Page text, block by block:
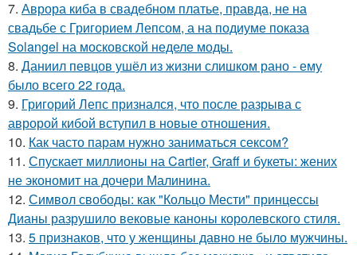
7. Аврора киба в свадебном платье, правда, не на
свадьбе с Григорием Лепсом, а на подиуме показа
Solangel на московской неделе моды.
8. Даниил певцов ушёл из жизни слишком рано - ему
было всего 22 года.
9. Григорий Лепс признался, что после разрыва с
авророй кибой вступил в новые отношения.
10. Как часто парам нужно заниматься сексом?
11. Спускает миллионы на Cartier, Graff и букеты: жених
не экономит на дочери Малинина.
12. Символ свободы: как "Кольцо Мести" принцессы
Дианы разрушило вековые каноны королевского стиля.
13. 5 признаков, что у женщины давно не было мужчины.